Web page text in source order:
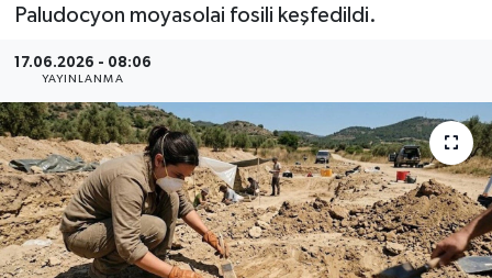
Paludocyon moyasolai fosili keşfedildi.
17.06.2026 - 08:06
YAYINLANMA